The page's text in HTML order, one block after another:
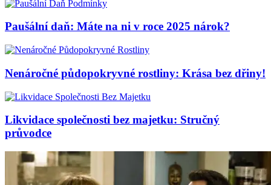
Paušální daň: Máte na ni v roce 2025 nárok?
Nenáročné půdopokryvné rostliny: Krása bez dřiny!
Likvidace společnosti bez majetku: Stručný
průvodce